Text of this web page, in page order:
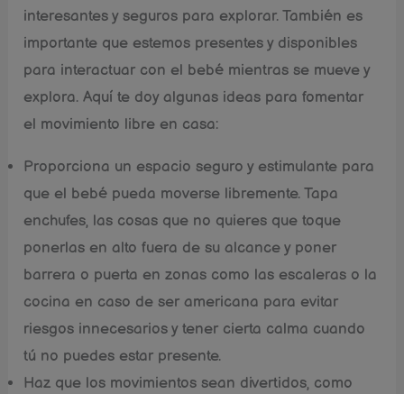
interesantes y seguros para explorar. También es
importante que estemos presentes y disponibles
para interactuar con el bebé mientras se mueve y
explora. Aquí te doy algunas ideas para fomentar
el movimiento libre en casa:
Proporciona un espacio seguro y estimulante para
que el bebé pueda moverse libremente. Tapa
enchufes, las cosas que no quieres que toque
ponerlas en alto fuera de su alcance y poner
barrera o puerta en zonas como las escaleras o la
cocina en caso de ser americana para evitar
riesgos innecesarios y tener cierta calma cuando
tú no puedes estar presente.
Haz que los movimientos sean divertidos, como